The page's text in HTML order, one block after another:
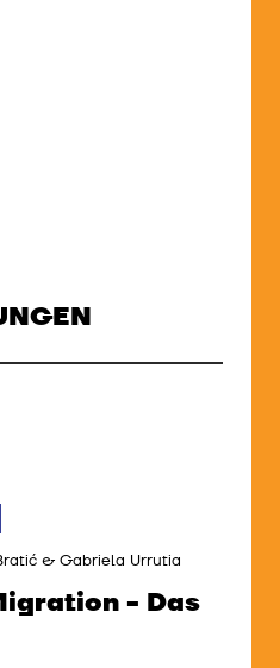
& Gabriela Urrutia
- Das